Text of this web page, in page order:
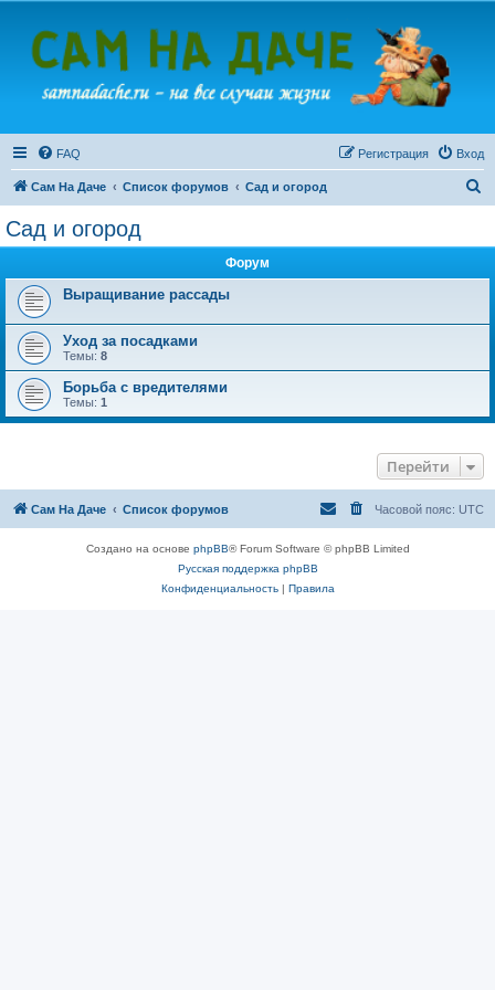
FAQ Вход
Регистрация
Сам На Даче Список форумов Сад и огород
Сад и огород
Форум
Выращивание рассады
Уход за посадками
Темы: 8
Борьба с вредителями
Темы: 1
Перейти
Сам На Даче Список форумов Часовой пояс: UTC
Создано на основе phpBB® Forum Software © phpBB Limited
Русская поддержка phpBB
Конфиденциальность| Правила